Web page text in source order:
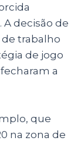
decisão de
trabalho
de jogo
a
que
na zona de